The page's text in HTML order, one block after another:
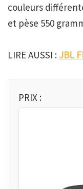
couleurs
et pèse 550
LIRE AUSSI :JBL
PRIX :